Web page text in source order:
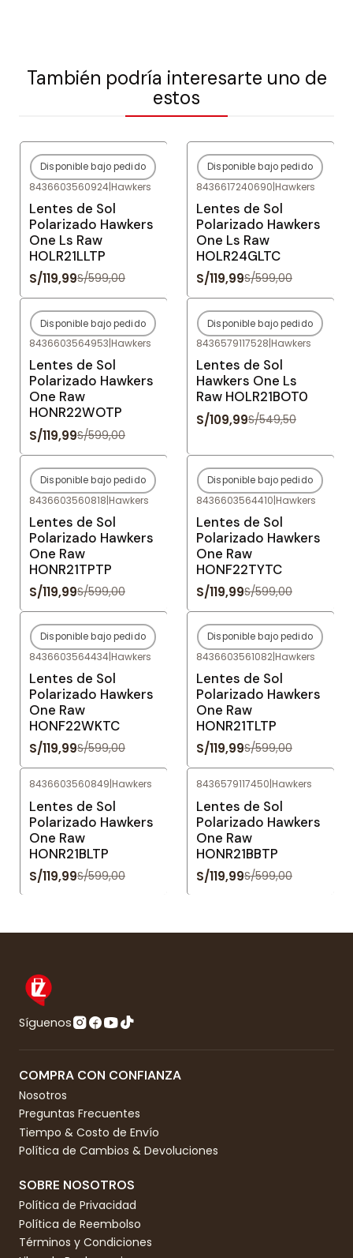
También podría interesarte uno de
estos
-80%OFF
Agotado
Disponible bajo pedido
8436603560924|Hawkers
Lentes de Sol
Polarizado Hawkers
One Ls Raw
HOLR21LLTP
S/119,99S/599,00
-80%OFF
Agotado
Disponible bajo pedido
8436617240690|Hawkers
Lentes de Sol
Polarizado Hawkers
One Ls Raw
HOLR24GLTC
S/119,99S/599,00
-80%OFF
Agotado
Disponible bajo pedido
8436603564953|Hawkers
Lentes de Sol
Polarizado Hawkers
One Raw
HONR22WOTP
S/119,99S/599,00
-80%OFF
Agotado
Disponible bajo pedido
8436579117528|Hawkers
Lentes de Sol
Hawkers One Ls
Raw HOLR21BOT0
S/109,99S/549,50
-80%OFF
Agotado
Disponible bajo pedido
8436603560818|Hawkers
Lentes de Sol
Polarizado Hawkers
One Raw
HONR21TPTP
S/119,99S/599,00
-80%OFF
Agotado
Disponible bajo pedido
8436603564410|Hawkers
Lentes de Sol
Polarizado Hawkers
One Raw
HONF22TYTC
S/119,99S/599,00
-80%OFF
Agotado
Disponible bajo pedido
8436603564434|Hawkers
Lentes de Sol
Polarizado Hawkers
One Raw
HONF22WKTC
S/119,99S/599,00
-80%OFF
Agotado
Disponible bajo pedido
8436603561082|Hawkers
Lentes de Sol
Polarizado Hawkers
One Raw
HONR21TLTP
S/119,99S/599,00
8436603560849|Hawkers
Lentes de Sol
Polarizado Hawkers
One Raw
HONR21BLTP
S/119,99S/599,00
8436579117450|Hawkers
Lentes de Sol
Polarizado Hawkers
One Raw
HONR21BBTP
S/119,99S/599,00
Síguenos
COMPRA CON CONFIANZA
Nosotros
Preguntas Frecuentes
Tiempo & Costo de Envío
Política de Cambios & Devoluciones
SOBRE NOSOTROS
Política de Privacidad
Política de Reembolso
Términos y Condiciones